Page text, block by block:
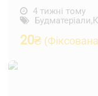
4 тижні тому
Будматеріали,
20₴